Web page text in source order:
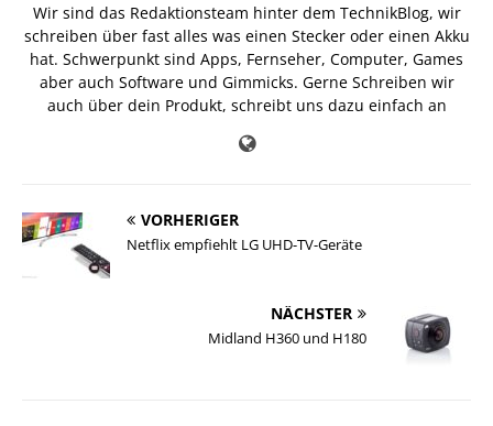
Wir sind das Redaktionsteam hinter dem TechnikBlog, wir
schreiben über fast alles was einen Stecker oder einen Akku
hat. Schwerpunkt sind Apps, Fernseher, Computer, Games
aber auch Software und Gimmicks. Gerne Schreiben wir
auch über dein Produkt, schreibt uns dazu einfach an
VORHERIGER
Netflix empfiehlt LG UHD-TV-Geräte
NÄCHSTER
Midland H360 und H180